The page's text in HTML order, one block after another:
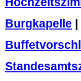
Burgkapelle